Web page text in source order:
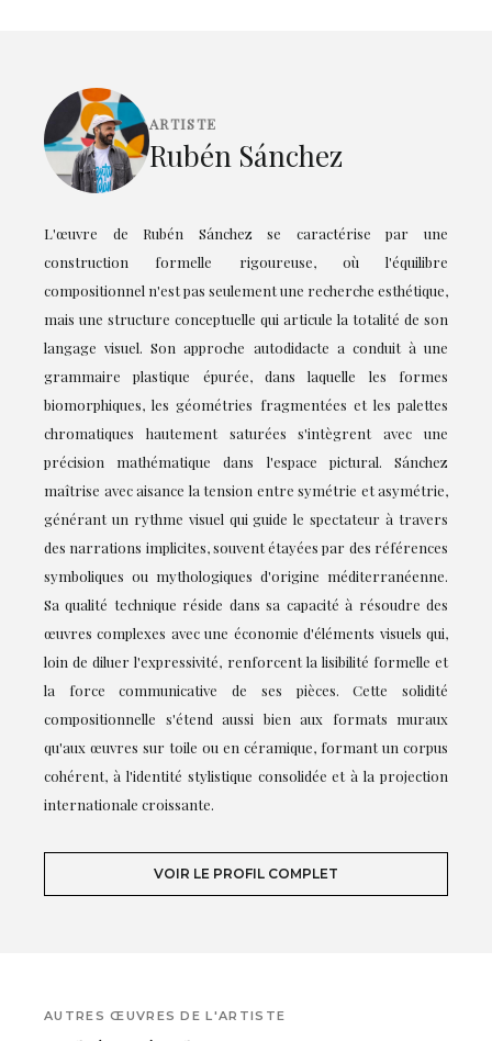
ARTISTE
Rubén Sánchez
L'œuvre de Rubén Sánchez se caractérise par une
construction formelle rigoureuse, où l'équilibre
compositionnel n'est pas seulement une recherche esthétique,
mais une structure conceptuelle qui articule la totalité de son
langage visuel. Son approche autodidacte a conduit à une
grammaire plastique épurée, dans laquelle les formes
biomorphiques, les géométries fragmentées et les palettes
chromatiques hautement saturées s'intègrent avec une
précision mathématique dans l'espace pictural. Sánchez
maîtrise avec aisance la tension entre symétrie et asymétrie,
générant un rythme visuel qui guide le spectateur à travers
des narrations implicites, souvent étayées par des références
symboliques ou mythologiques d'origine méditerranéenne.
Sa qualité technique réside dans sa capacité à résoudre des
œuvres complexes avec une économie d'éléments visuels qui,
loin de diluer l'expressivité, renforcent la lisibilité formelle et
la force communicative de ses pièces. Cette solidité
compositionnelle s'étend aussi bien aux formats muraux
qu'aux œuvres sur toile ou en céramique, formant un corpus
cohérent, à l'identité stylistique consolidée et à la projection
internationale croissante.
VOIR LE PROFIL COMPLET
AUTRES ŒUVRES DE L'ARTISTE